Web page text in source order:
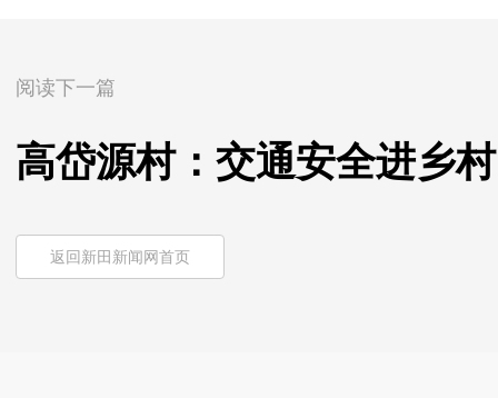
阅读下一篇
高岱源村：交通安全进乡
返回新田新闻网首页